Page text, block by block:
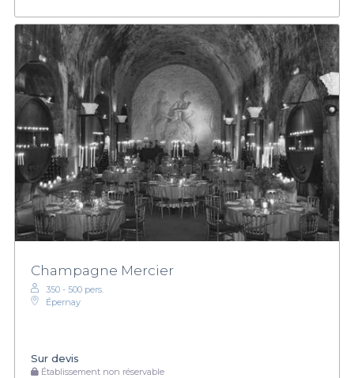
Champagne Mercier
350 - 500 pers.
Épernay
Sur devis
Établissement non réservable